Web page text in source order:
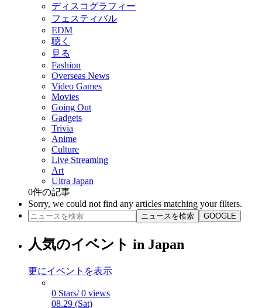
ディスコグラフィー
フェスティバル
EDM
聴く
見る
Fashion
Overseas News
Video Games
Movies
Going Out
Gadgets
Trivia
Anime
Culture
Live Streaming
Art
Ultra Japan
0件の記事
Sorry, we could not find any articles matching your filters.
ニュースを検索 GOOGLE
人気のイベント in Japan
更にイベントを表示
0 Stars/ 0 views
08.29 (Sat)